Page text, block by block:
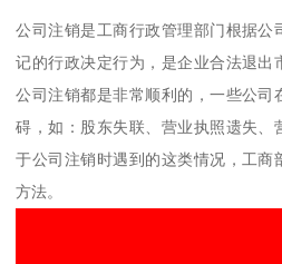
公司注销是工商行政管理部门根据公
记的行政决定行为，是企业合法退出
公司注销都是非常顺利的，一些公司
碍，如：股东失联、营业执照遗失、
于公司注销时遇到的这类情况，工商
方法。